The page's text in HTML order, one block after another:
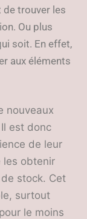
de trouver les
Ou plus
soit. En effet,
aux éléments
nouveaux
est donc
de leur
les obtenir
stock. Cet
surtout
le moins